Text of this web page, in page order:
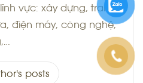
vực: xây dựng, trang
điện máy, công nghệ,
posts